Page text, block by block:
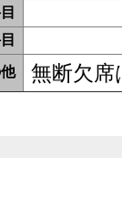
無断欠